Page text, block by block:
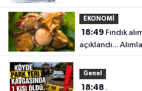
EKONOMİ
18:49
açıklandı...
başlıyor
Genel
18:48 .